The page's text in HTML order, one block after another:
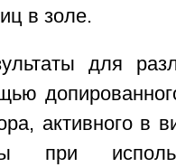
в золе.
для
активного в
при